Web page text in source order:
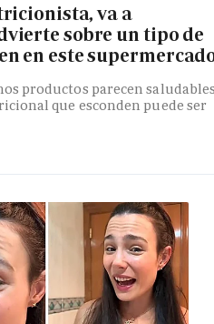
va a
sobre un tipo de
en este
productos parecen
que esconden puede ser